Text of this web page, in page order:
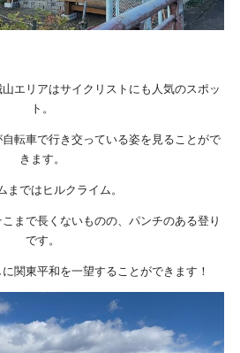
エリアはサイクリストにも人気のスポッ
ト。
転車で行き交っている姿を見ることがで
きます。
まではヒルクライム。
まで長くないものの、パンチのある登り
です。
関東平和を一望することができます！